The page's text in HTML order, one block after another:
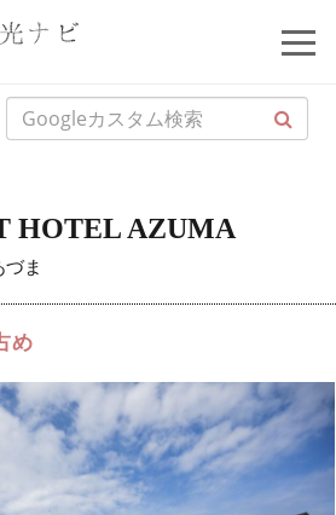
HOTEL AZUMA
ま
め